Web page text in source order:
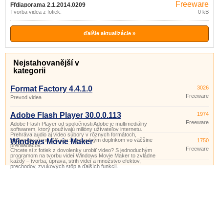
Ffdiaporama 2.1.2014.0209
Tvorba videa z fotiek.
Freeware
0 kB
ďalšie aktualizácie »
Nejstahovanější v
kategorii
Format Factory 4.4.1.0
Prevod videa.
3026
Freeware
Adobe Flash Player 30.0.0.113
Adobe Flash Player od spoločnosti Adobe je multimediálny
softwarem, ktorý používajú milióny užívateľov internetu.
Prehráva audio aj video súbory v rôznych formátoch,
podporuje rôzne OS a je štandardným doplnkom vo väčšine
prehliadačov.
1974
Freeware
Windows Movie Maker
Chcete si z fotiek z dovolenky urobiť video? S jednoduchým
programom na tvorbu videí Windows Movie Maker to zvládne
každý – tvorba, úprava, strih videí a množstvo efektov,
prechodov, zvukových stôp a ďalších funkcií.
1750
Freeware